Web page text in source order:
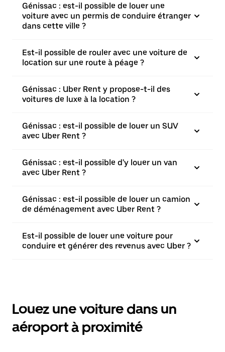
Génissac : est-il possible de louer une
voiture avec un permis de conduire étranger
dans cette ville ?
Est-il possible de rouler avec une voiture de
location sur une route à péage ?
Génissac : Uber Rent y propose-t-il des
voitures de luxe à la location ?
Génissac : est-il possible de louer un SUV
avec Uber Rent ?
Génissac : est-il possible d'y louer un van
avec Uber Rent ?
Génissac : est-il possible de louer un camion
de déménagement avec Uber Rent ?
Est-il possible de louer une voiture pour
conduire et générer des revenus avec Uber ?
Louez une voiture dans un
aéroport à proximité